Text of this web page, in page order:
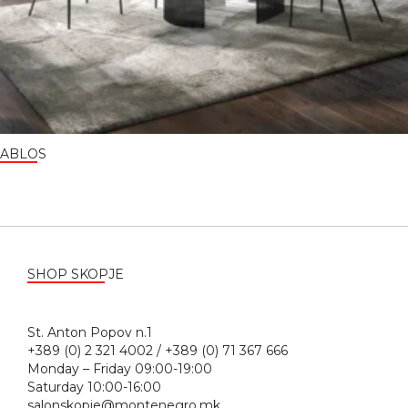
ABLOS
SHOP SKOPJE
St. Anton Popov n.1
+389 (0) 2 321 4002 / +389 (0) 71 367 666
Monday – Friday 09:00-19:00
Saturday 10:00-16:00